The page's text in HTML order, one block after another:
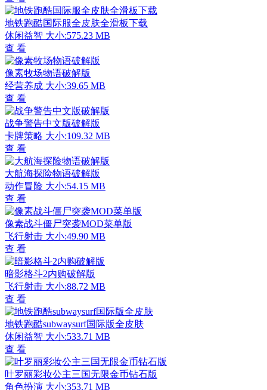
地铁跑酷国际服全皮肤全滑板下载
休闲益智 大小:575.23 MB
查 看
像素牧场物语破解版
经营养成 大小:39.65 MB
查 看
战争警告中文版破解版
卡牌策略 大小:109.32 MB
查 看
大航海探险物语破解版
动作冒险 大小:54.15 MB
查 看
像素战斗僵尸突袭MOD菜单版
飞行射击 大小:49.90 MB
查 看
暗影格斗2内购破解版
飞行射击 大小:88.72 MB
查 看
地铁跑酷subwaysurf国际版全皮肤
休闲益智 大小:533.71 MB
查 看
叶罗丽彩妆公主三国无限金币钻石版
角色扮演 大小:353.71 MB